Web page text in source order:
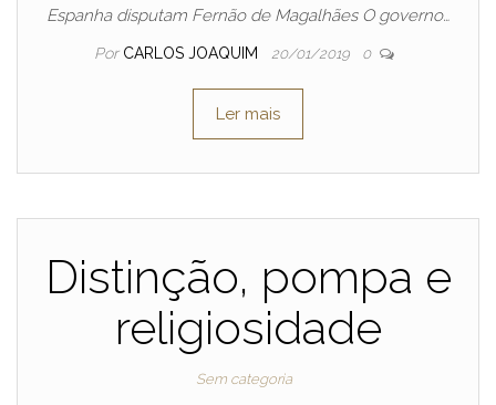
Espanha disputam Fernão de Magalhães O governo…
Por CARLOS JOAQUIM 20/01/2019 0
Ler mais
Distinção, pompa e
religiosidade
Sem categoria